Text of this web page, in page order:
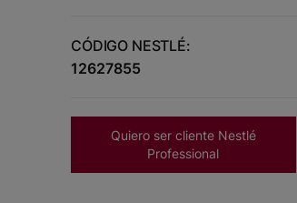
CÓDIGO NESTLÉ:
12627855
Quiero ser cliente Nestlé
Professional